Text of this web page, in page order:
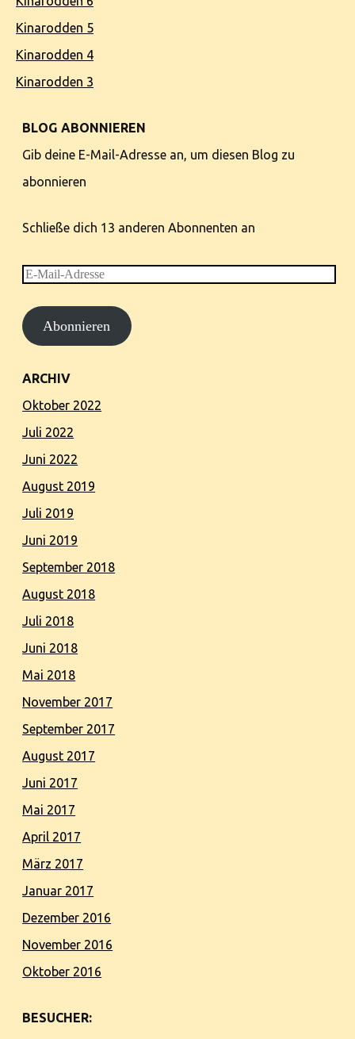
Kinarodden 5
Kinarodden 4
Kinarodden 3
BLOG ABONNIEREN
Gib deine E-Mail-Adresse an, um diesen Blog zu
abonnieren
Schließe dich 13 anderen Abonnenten an
E-
Adresse
Abonnieren
ARCHIV
Oktober 2022
Juli 2022
Juni 2022
August 2019
Juli 2019
Juni 2019
September 2018
August 2018
Juli 2018
Juni 2018
Mai 2018
November 2017
September 2017
August 2017
Juni 2017
Mai 2017
April 2017
März 2017
Januar 2017
Dezember 2016
November 2016
Oktober 2016
BESUCHER: